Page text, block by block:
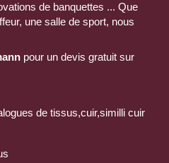
de banquettes ... Que
une salle de sport, nous
pour un devis gratuit sur
de tissus,cuir,similli cuir